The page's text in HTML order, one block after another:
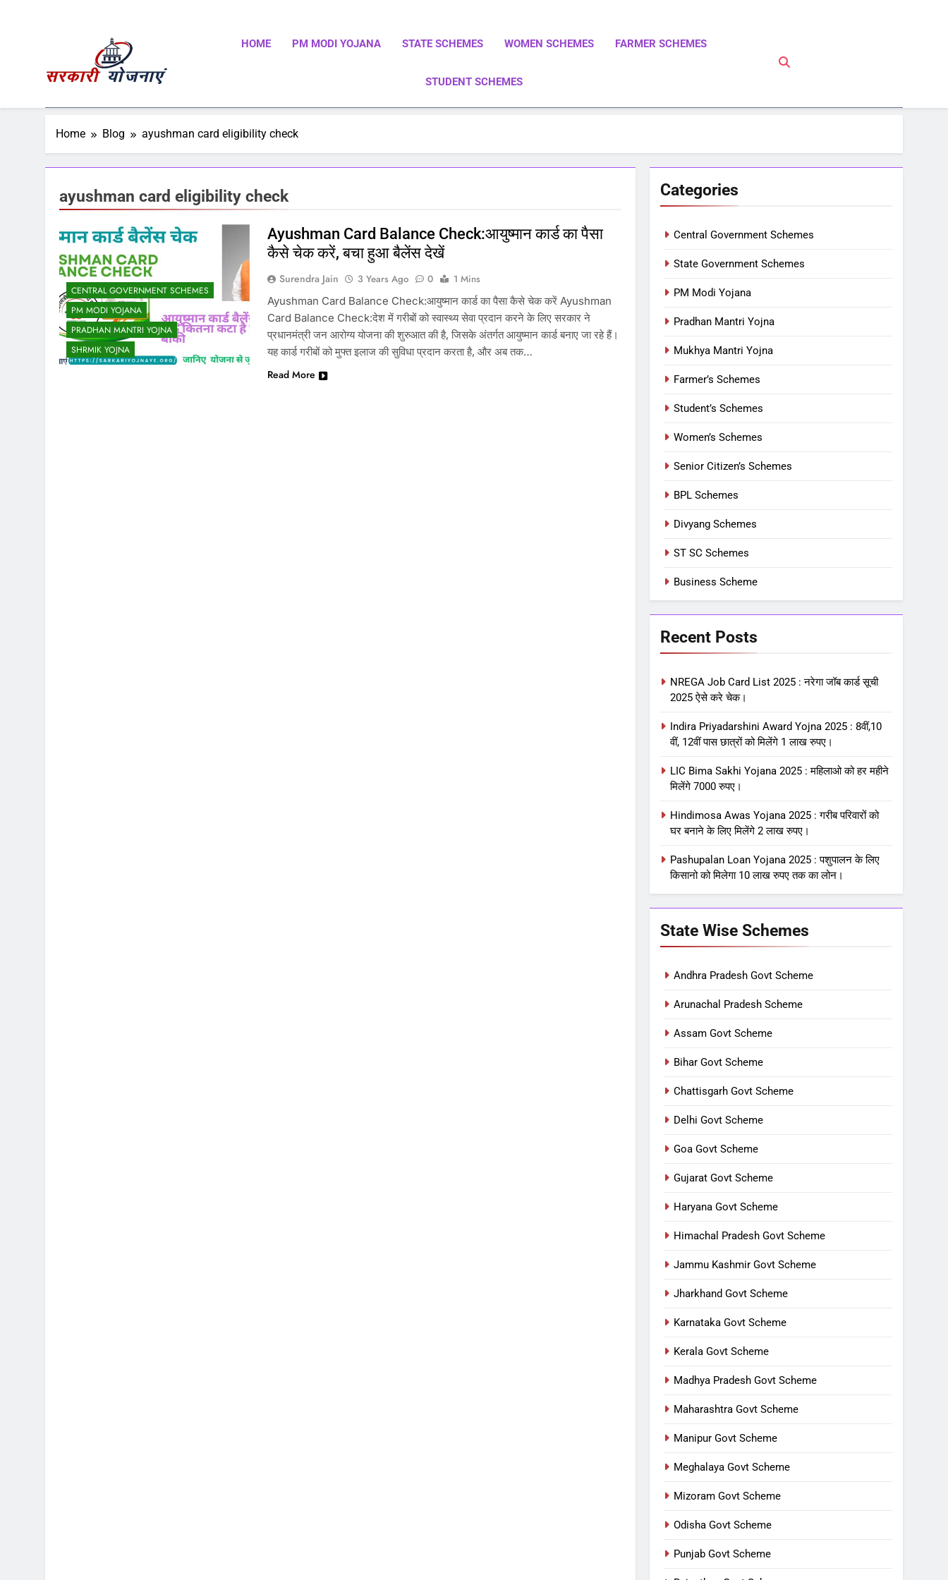
Sarkari Yojnaye
Sarkari Yojnaye | Government Schemes | सरकारी योजनाएं | Central Government Schemes | State Government Schemes | PM Modi Yojna | Pradhanmantri Yojna | PM Modi
HOME PM MODI YOJANA STATE SCHEMES WOMEN SCHEMES FARMER SCHEMES
STUDENT SCHEMES
Home Blog ayushman card eligibility check
ayushman card eligibility check
CENTRAL GOVERNMENT SCHEMES
PM MODI YOJANA
PRADHAN MANTRI YOJNA
SHRMIK YOJNA
Ayushman Card Balance Check:आयुष्मान कार्ड का पैसा
कैसे चेक करें, बचा हुआ बैलेंस देखें
Surendra Jain 3 Years Ago 0
1 Mins
Ayushman Card Balance Check:आयुष्मान कार्ड का पैसा कैसे चेक करें Ayushman
Card Balance Check:देश में गरीबों को स्वास्थ्य सेवा प्रदान करने के लिए सरकार ने
प्रधानमंत्री जन आरोग्य योजना की शुरुआत की है, जिसके अंतर्गत आयुष्मान कार्ड बनाए जा रहे हैं।
यह कार्ड गरीबों को मुफ्त इलाज की सुविधा प्रदान करता है, और अब तक…
Read More
Categories
Central Government Schemes
State Government Schemes
PM Modi Yojana
Pradhan Mantri Yojna
Mukhya Mantri Yojna
Farmer’s Schemes
Student’s Schemes
Women’s Schemes
Senior Citizen’s Schemes
BPL Schemes
Divyang Schemes
ST SC Schemes
Business Scheme
Recent Posts
NREGA Job Card List 2025 : नरेगा जॉब कार्ड सूची
2025 ऐसे करे चेक।
Indira Priyadarshini Award Yojna 2025 : 8वीं,10
वीं, 12वीं पास छात्रों को मिलेंगे 1 लाख रुपए।
LIC Bima Sakhi Yojana 2025 : महिलाओ को हर महीने
मिलेंगे 7000 रुपए।
Hindimosa Awas Yojana 2025 : गरीब परिवारों को
घर बनाने के लिए मिलेंगे 2 लाख रुपए।
Pashupalan Loan Yojana 2025 : पशुपालन के लिए
किसानो को मिलेगा 10 लाख रुपए तक का लोन।
State Wise Schemes
Andhra Pradesh Govt Scheme
Arunachal Pradesh Scheme
Assam Govt Scheme
Bihar Govt Scheme
Chattisgarh Govt Scheme
Delhi Govt Scheme
Goa Govt Scheme
Gujarat Govt Scheme
Haryana Govt Scheme
Himachal Pradesh Govt Scheme
Jammu Kashmir Govt Scheme
Jharkhand Govt Scheme
Karnataka Govt Scheme
Kerala Govt Scheme
Madhya Pradesh Govt Scheme
Maharashtra Govt Scheme
Manipur Govt Scheme
Meghalaya Govt Scheme
Mizoram Govt Scheme
Odisha Govt Scheme
Punjab Govt Scheme